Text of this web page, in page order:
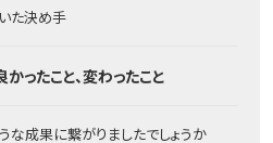
た決め手
ったこと、変わったこと
な成果に繋がりましたでしょうか